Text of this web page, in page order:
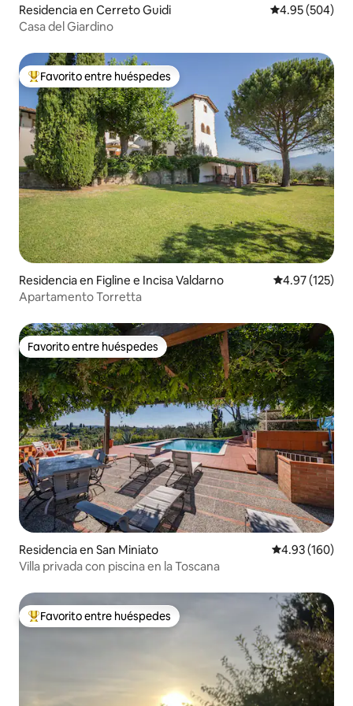
Residencia en Cerreto Guidi Calificación
4.95 (504)
Casa del Giardino
De los mejores en Favorito entre huéspedes
Favorito entre huéspedes
Residencia en Figline e Incisa Valdarno Calificación
4.97 (125)
Apartamento Torretta
Favorito entre huéspedes
Favorito entre huéspedes
Residencia en San Miniato Calificación
4.93 (160)
Villa privada con piscina en la Toscana
De los mejores en Favorito entre huéspedes
Favorito entre huéspedes